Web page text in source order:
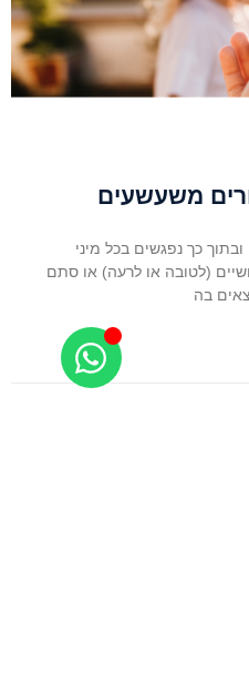
משעשעים
כך נפגשים בכל מיני
(לטובה או לרעה) או סתם
בה